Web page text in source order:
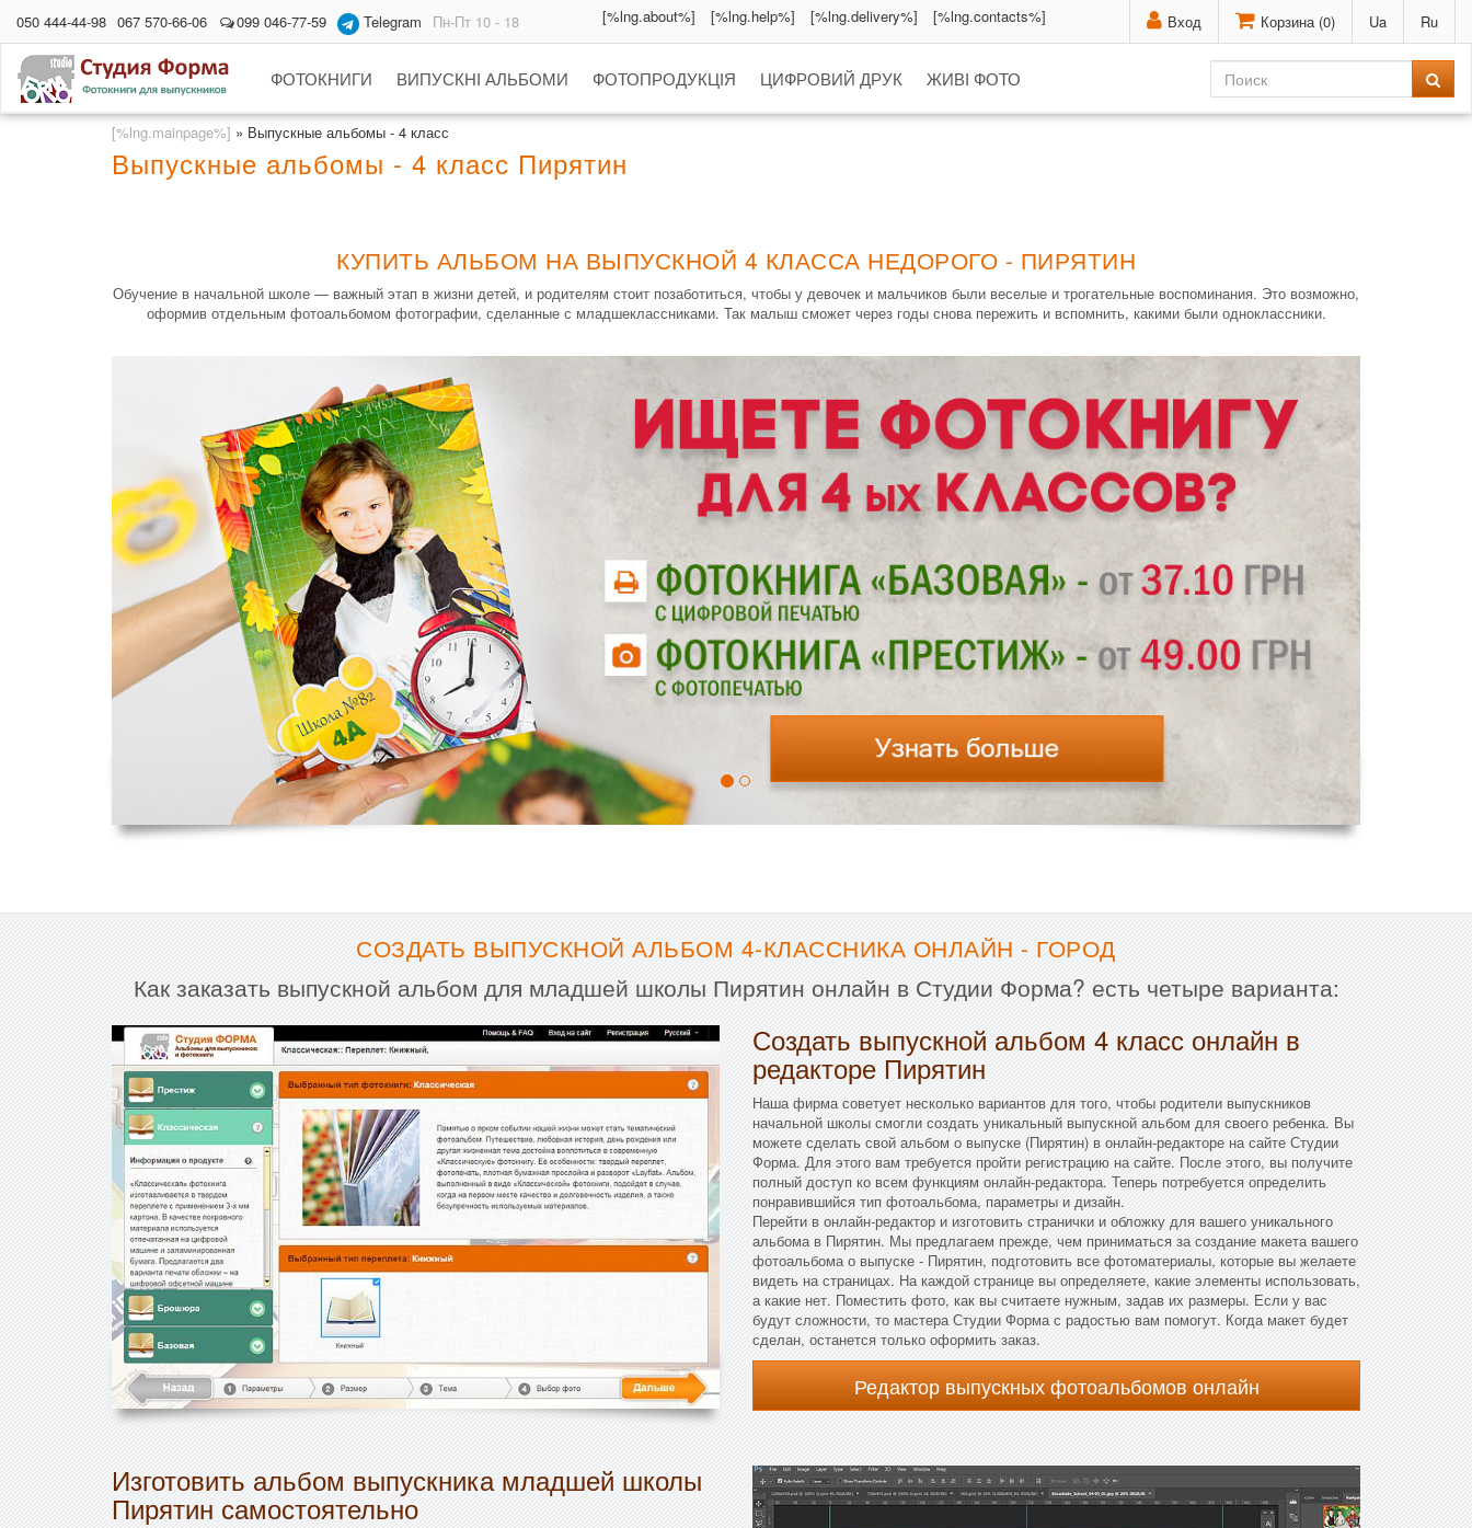
Вход Корзина (0) Ua Ru
050 444-44-98 067 570-66-06 099 046-77-59 Telegram Пн-Пт 10 - 18 [%lng.about%] [%lng.help%] [%lng.delivery%] [%lng.contacts%]
ФОТОКНИГИ ВИПУСКНІ АЛЬБОМИ ФОТОПРОДУКЦІЯ ЦИФРОВИЙ ДРУК ЖИВІ ФОТО
[%lng.mainpage%] » Выпускные альбомы - 4 класс
Выпускные альбомы - 4 класс Пирятин
КУПИТЬ АЛЬБОМ НА ВЫПУСКНОЙ 4 КЛАССА НЕДОРОГО - ПИРЯТИН
Обучение в начальной школе — важный этап в жизни детей, и родителям стоит позаботиться, чтобы у девочек и мальчиков были веселые и трогательные воспоминания. Это возможно,
оформив отдельным фотоальбомом фотографии, сделанные с младшеклассниками. Так малыш сможет через годы снова пережить и вспомнить, какими были одноклассники.
СОЗДАТЬ ВЫПУСКНОЙ АЛЬБОМ 4-КЛАССНИКА ОНЛАЙН - ГОРОД
Как заказать выпускной альбом для младшей школы Пирятин онлайн в Студии Форма? есть четыре варианта:
Создать выпускной альбом 4 класс онлайн в
редакторе Пирятин
Наша фирма советует несколько вариантов для того, чтобы родители выпускников
начальной школы смогли создать уникальный выпускной альбом для своего ребенка. Вы
можете сделать свой альбом о выпуске (Пирятин) в онлайн-редакторе на сайте Студии
Форма. Для этого вам требуется пройти регистрацию на сайте. После этого, вы получите
полный доступ ко всем функциям онлайн-редактора. Теперь потребуется определить
понравившийся тип фотоальбома, параметры и дизайн.
Перейти в онлайн-редактор и изготовить странички и обложку для вашего уникального
альбома в Пирятин. Мы предлагаем прежде, чем приниматься за создание макета вашего
фотоальбома о выпуске - Пирятин, подготовить все фотоматериалы, которые вы желаете
видеть на страницах. На каждой странице вы определяете, какие элементы использовать,
а какие нет. Поместить фото, как вы считаете нужным, задав их размеры. Если у вас
будут сложности, то мастера Студии Форма с радостью вам помогут. Когда макет будет
сделан, останется только оформить заказ.
Редактор выпускных фотоальбомов онлайн
Изготовить альбом выпускника младшей школы
Пирятин самостоятельно